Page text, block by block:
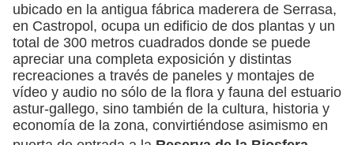
ubicado en la antigua fábrica maderera de Serrasa,
en Castropol, ocupa un edificio de dos plantas y un
total de 300 metros cuadrados donde se puede
apreciar una completa exposición y distintas
recreaciones a través de paneles y montajes de
vídeo y audio no sólo de la flora y fauna del estuario
astur-gallego, sino también de la cultura, historia y
economía de la zona, convirtiéndose asimismo en